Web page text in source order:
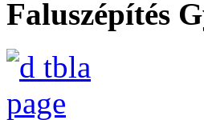
Faluszépítés